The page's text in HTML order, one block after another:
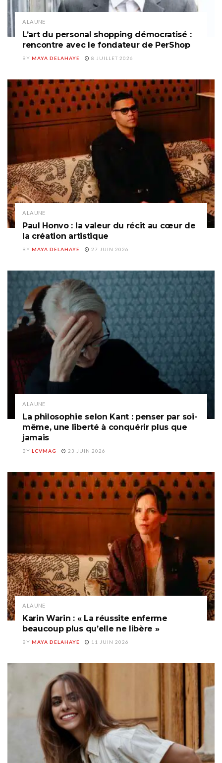
A LA UNE
L’art du personal shopping démocratisé :
rencontre avec le fondateur de PerShop
BY MAYA DELAHAYE 8 JUILLET 2026
A LA UNE
Paul Honvo : la valeur du récit au cœur de
la création artistique
BY MAYA DELAHAYE 27 JUIN 2026
A LA UNE
La philosophie selon Kant : penser par soi-
même, une liberté à conquérir plus que
jamais
BY LCVMAG 23 JUIN 2026
A LA UNE
Karin Warin : « La réussite enferme
beaucoup plus qu’elle ne libère »
BY MAYA DELAHAYE 11 JUIN 2026